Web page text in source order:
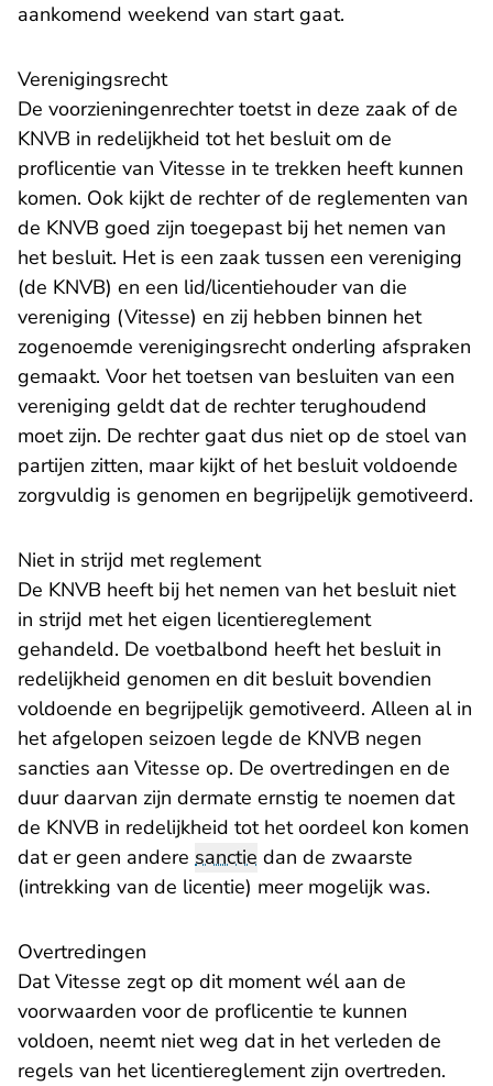
aankomend weekend van start gaat.
Verenigingsrecht
De voorzieningenrechter toetst in deze zaak of de
KNVB in redelijkheid tot het besluit om de
proflicentie van Vitesse in te trekken heeft kunnen
komen. Ook kijkt de rechter of de reglementen van
de KNVB goed zijn toegepast bij het nemen van
het besluit. Het is een zaak tussen een vereniging
(de KNVB) en een lid/licentiehouder van die
vereniging (Vitesse) en zij hebben binnen het
zogenoemde verenigingsrecht onderling afspraken
gemaakt. Voor het toetsen van besluiten van een
vereniging geldt dat de rechter terughoudend
moet zijn. De rechter gaat dus niet op de stoel van
partijen zitten, maar kijkt of het besluit voldoende
zorgvuldig is genomen en begrijpelijk gemotiveerd.
Niet in strijd met reglement
De KNVB heeft bij het nemen van het besluit niet
in strijd met het eigen licentiereglement
gehandeld. De voetbalbond heeft het besluit in
redelijkheid genomen en dit besluit bovendien
voldoende en begrijpelijk gemotiveerd. Alleen al in
het afgelopen seizoen legde de KNVB negen
sancties aan Vitesse op. De overtredingen en de
duur daarvan zijn dermate ernstig te noemen dat
de KNVB in redelijkheid tot het oordeel kon komen
dat er geen andere sanctie dan de zwaarste
(intrekking van de licentie) meer mogelijk was.
Overtredingen
Dat Vitesse zegt op dit moment wél aan de
voorwaarden voor de proflicentie te kunnen
voldoen, neemt niet weg dat in het verleden de
regels van het licentiereglement zijn overtreden.